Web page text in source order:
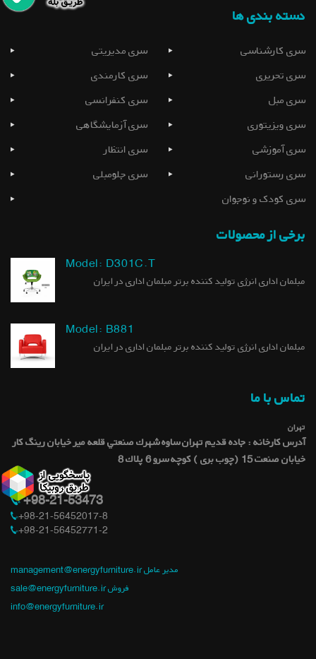
دسته بندی ها
سری مدیریتی
سری کارشناسی
سری کارمندی
سری تحریری
سری کنفرانسی
سری مبل
سری آزمایشگاهی
سری ویزیتوری
سری انتظار
سری آموزشی
سری جلومبلی
سری رستورانی
سری کودک و نوجوان
برخی از محصولات
Model: D301C.T
مبلمان اداری انرژی تولید کننده برتر مبلمان اداری در ایران
Model: B881
مبلمان اداری انرژی تولید کننده برتر مبلمان اداری در ایران
تماس با ما
تهران
آدرس کارخانه : جاده قديم تهران ساوه شهرك صنعتي قلعه میر خيابان رينگ كار
خيابان صنعت 15 (چوب بری ) کوچه سرو 6 پلاك 8
+98-21-53473
+98-21-56452017-8
+98-21-56452771-2
management@energyfurniture.ir مدیر عامل
sale@energyfurniture.ir فروش
info@energyfurniture.ir